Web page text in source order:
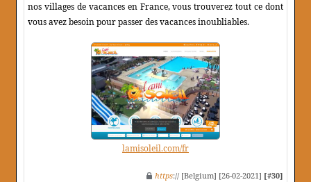
nos villages de vacances en France, vous trouverez tout ce dont
vous avez besoin pour passer des vacances inoubliables.
lamisoleil.com/fr
https:// [Belgium] [26-02-2021] [#30]